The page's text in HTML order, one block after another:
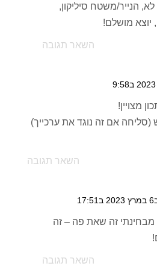
לא, הנייר/משטח סיליקון,
יוצא מושלם!
השאר תגובה
מצויין!
אם זה נוגד את ערכייך)
השאר תגובה
ב17:51
זה שאת פה – זה
השאר תגובה